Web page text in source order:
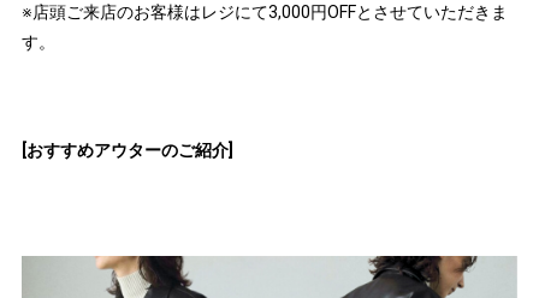
※店頭ご来店のお客様はレジにて3,000円OFFとさせていただきま
す。
[おすすめアウターのご紹介]